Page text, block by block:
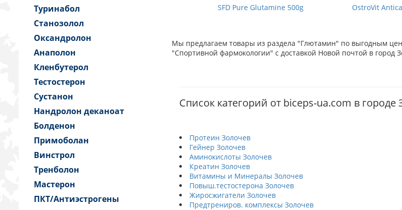
Туринабол
Станозолол
Оксандролон
Анаполон
Кленбутерол
Тестостерон
Сустанон
Нандролон деканоат
Болденон
Примоболан
Винстрол
Тренболон
Мастерон
ПКТ/Антиэстрогены
SFD Pure Glutamine 500g OstroVit
Мы предлагаем товары из раздела "Глютамин" по выгодным
"Спортивной фармокологии" с доставкой Новой почтой в
Список категорий от biceps-ua.com в городе
Протеин Золочев
Гейнер Золочев
Аминокислоты Золочев
Креатин Золочев
Витамины и Минералы Золочев
Повыш.тестостерона Золочев
Жиросжигатели Золочев
Предтрениров. комплексы Золочев